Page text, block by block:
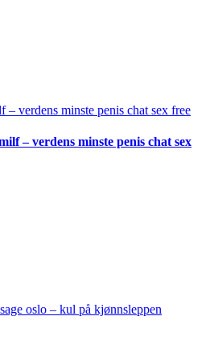
verdens minste penis chat sex free
– verdens minste penis chat sex
oslo – kul på kjønnsleppen